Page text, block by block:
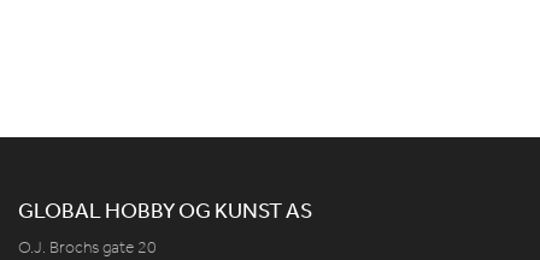
GLOBAL HOBBY OG KUNST AS
O.J. Brochs gate 20